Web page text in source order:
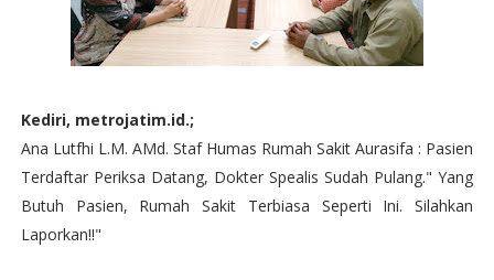
Kediri, metrojatim.id.;
Ana Lutfhi L.M. AMd. Staf Humas Rumah Sakit Aurasifa : Pasien
Terdaftar Periksa Datang, Dokter Spealis Sudah Pulang." Yang
Butuh Pasien, Rumah Sakit Terbiasa Seperti Ini. Silahkan
Laporkan!!"